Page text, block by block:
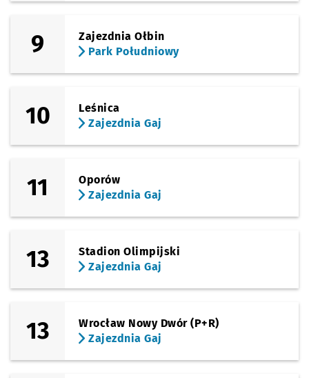
9
Zajezdnia Ołbin
Park Południowy
10
Leśnica
Zajezdnia Gaj
11
Oporów
Zajezdnia Gaj
13
Stadion Olimpijski
Zajezdnia Gaj
13
Wrocław Nowy Dwór (P+R)
Zajezdnia Gaj